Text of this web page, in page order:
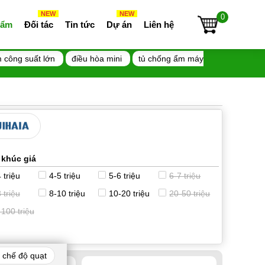
Đối tác
NEW
Tin tức Dự án
NEW
Liên hệ
0
công suất lớn điều hòa mini tủ chống ẩm máy
giá
triệu
4-5 triệu 5-6 triệu
6-7 triệu
triệu
8-10 triệu 10-20 triệu
20-50 triệu
triệu
chế độ quạt